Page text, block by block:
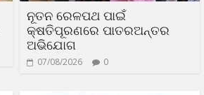
ନୂତନ ରେଳପଥ ପାଇଁ
କ୍ଷତିପୂରଣରେ ପାତରଅନ୍ତର
ଅଭିଯୋଗ
07/08/2026 0